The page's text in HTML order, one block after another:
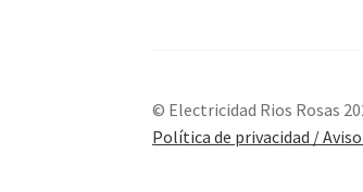
© Electricidad Rios Rosas
Política de privacidad /